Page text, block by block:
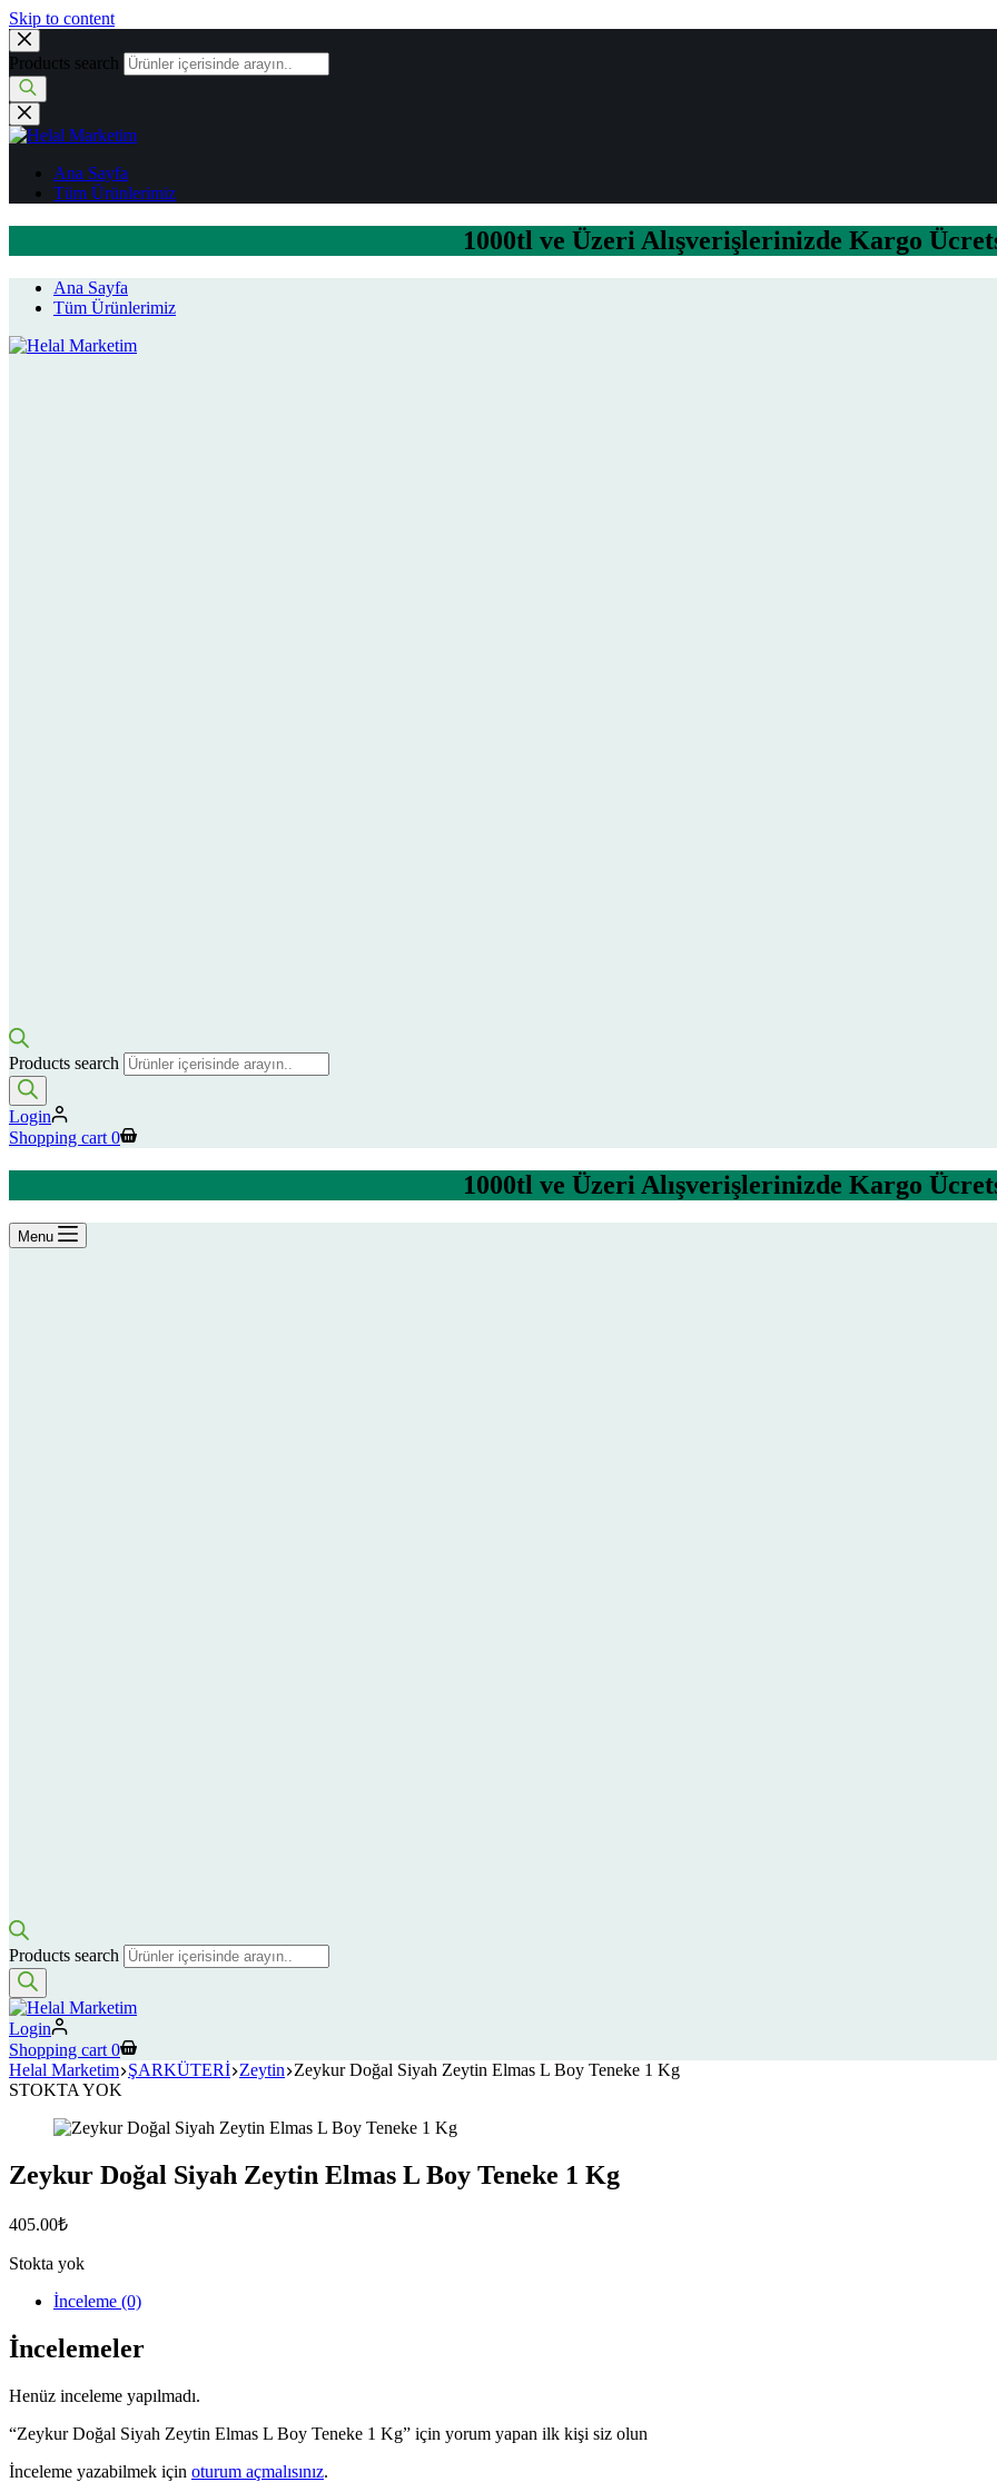
Skip to content
Products search
Ana Sayfa
Tüm Ürünlerimiz
1000tl ve Üzeri Alışverişlerinizde Kargo
Ana Sayfa
Tüm Ürünlerimiz
Products search
Login
Shopping cart 0
1000tl ve Üzeri Alışverişlerinizde Kargo
Menu
Products search
Login
Shopping cart 0
Helal Marketim ŞARKÜTERİ Zeytin Zeykur Doğal Siyah Zeytin Elmas L Boy Teneke 1 Kg
STOKTA YOK
Zeykur Doğal Siyah Zeytin Elmas L Boy Teneke 1 Kg
405.00₺
Stokta yok
İnceleme (0)
İncelemeler
Henüz inceleme yapılmadı.
“Zeykur Doğal Siyah Zeytin Elmas L Boy Teneke 1 Kg” için yorum yapan ilk kişi siz olun
İnceleme yazabilmek için oturum açmalısınız.